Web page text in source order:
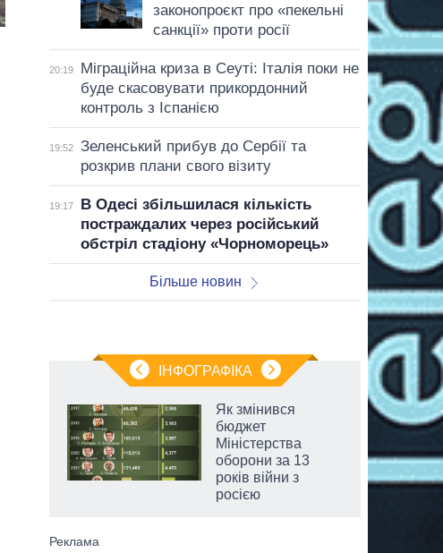
законопроєкт про «пекельні
санкції» проти росії
20:19
Міграційна криза в Сеуті: Італія поки не
буде скасовувати прикордонний
контроль з Іспанією
19:52
Зеленський прибув до Сербії та
розкрив плани свого візиту
19:17
В Одесі збільшилася кількість
постраждалих через російський
обстріл стадіону «Чорноморець»
Більше новин
ІНФОГРАФІКА
Як змінився
бюджет
Міністерства
оборони за 13
років війни з
росією